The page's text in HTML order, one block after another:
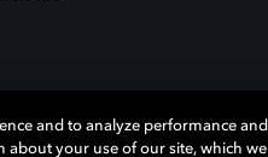
and to analyze performance and
about your use of our site, which we